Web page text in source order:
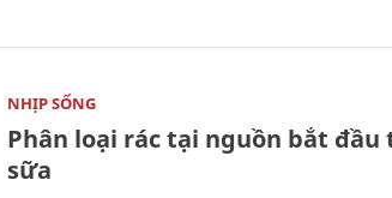
NHỊP SỐNG
Phân loại rác tại nguồn bắt
sữa